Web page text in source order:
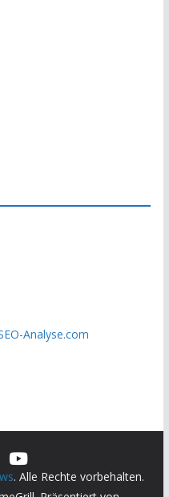
Analyse.com
. Alle Rechte vorbehalten.